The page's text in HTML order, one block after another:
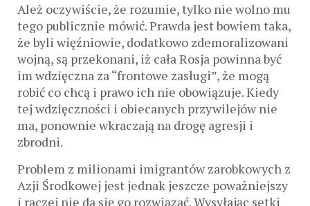
Ależ oczywiście, że rozumie, tylko nie wolno mu
tego publicznie mówić. Prawda jest bowiem taka,
że byli więźniowie, dodatkowo zdemoralizowani
wojną, są przekonani, iż cała Rosja powinna być
im wdzięczna za “frontowe zasługi”, że mogą
robić co chcą i prawo ich nie obowiązuje. Kiedy
tej wdzięczności i obiecanych przywilejów nie
ma, ponownie wkraczają na drogę agresji i
zbrodni.
Problem z milionami imigrantów zarobkowych z
Azji Środkowej jest jednak jeszcze poważniejszy
i raczej nie da się go rozwiązać. Wysyłając setki